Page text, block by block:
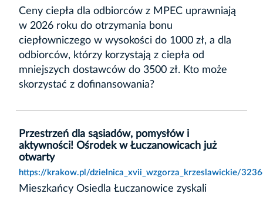
Ceny ciepła dla odbiorców z MPEC uprawniają
w 2026 roku do otrzymania bonu
ciepłowniczego w wysokości do 1000 zł, a dla
odbiorców, którzy korzystają z ciepła od
mniejszych dostawców do 3500 zł. Kto może
skorzystać z dofinansowania?
Przestrzeń dla sąsiadów, pomysłów i
aktywności! Ośrodek w Łuczanowicach już
otwarty
https://krakow.pl/dzielnica_xvii_wzgorza_krzeslawickie/
Mieszkańcy Osiedla Łuczanowice zyskali